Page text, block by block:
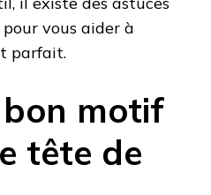
vous aider à
parfait.
motif
tête de